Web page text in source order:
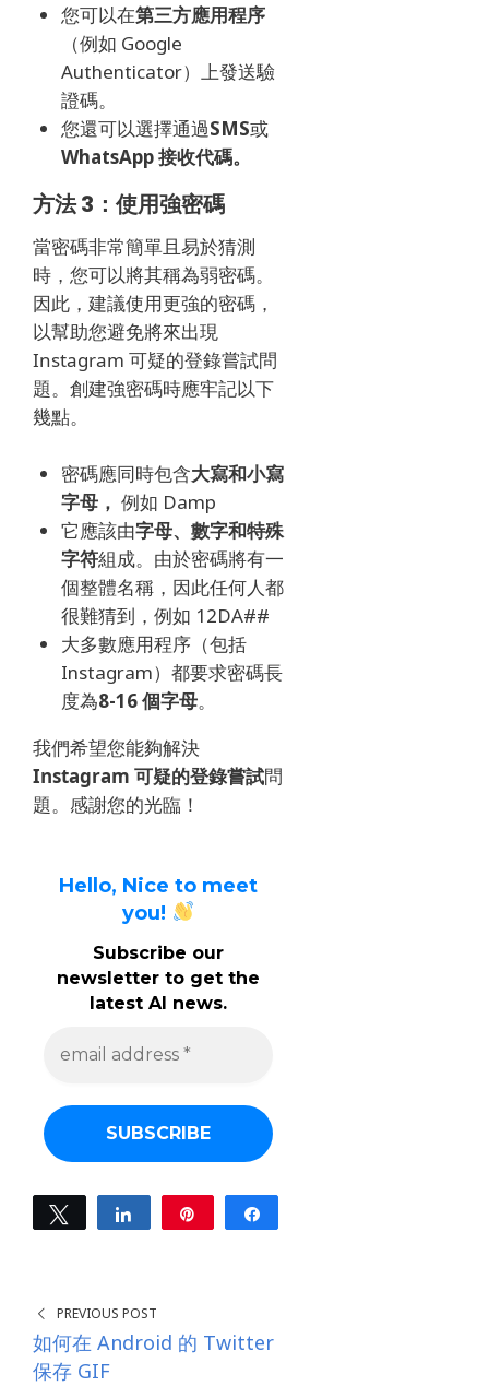
您可以在第三方應用程序
（例如 Google
Authenticator）上發送驗
證碼。
您還可以選擇通過SMS或
WhatsApp 接收代碼。
方法 3：使用強密碼
當密碼非常簡單且易於猜測
時，您可以將其稱為弱密碼。
因此，建議使用更強的密碼，
以幫助您避免將來出現
Instagram 可疑的登錄嘗試問
題。 創建強密碼時應牢記以下
幾點。
密碼應同時包含大寫和小寫
字母， 例如 Damp
它應該由字母、數字和特殊
字符組成。 由於密碼將有一
個整體名稱，因此任何人都
很難猜到，例如 12DA##
大多數應用程序（包括
Instagram）都要求密碼長
度為8-16 個字母。
我們希望您能夠解決
Instagram 可疑的登錄嘗試問
題。 感謝您的光臨！
Hello, Nice to meet
you!
Subscribe our
newsletter to get the
latest AI news.
a
d
r
e
s
Tweet Share
PREVIOUS POST
如何在 Android 的 Twitter
保存 GIF